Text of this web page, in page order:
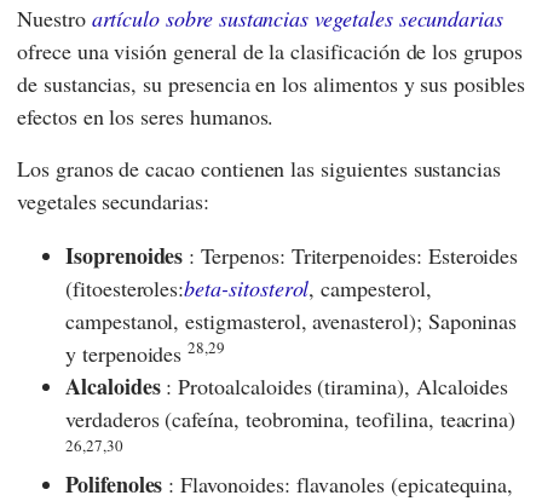
Nuestro artículo sobre sustancias vegetales secundarias
ofrece una visión general de la clasificación de los grupos
de sustancias, su presencia en los alimentos y sus posibles
efectos en los seres humanos.
Los granos de cacao contienen las siguientes sustancias
vegetales secundarias:
Isoprenoides : Terpenos: Triterpenoides: Esteroides
(fitoesteroles:beta-sitosterol, campesterol,
campestanol, estigmasterol, avenasterol); Saponinas
y terpenoides28,29
Alcaloides: Protoalcaloides (tiramina), Alcaloides
verdaderos (cafeína, teobromina, teofilina, teacrina)
26,27,30
Polifenoles : Flavonoides: flavanoles (epicatequina,